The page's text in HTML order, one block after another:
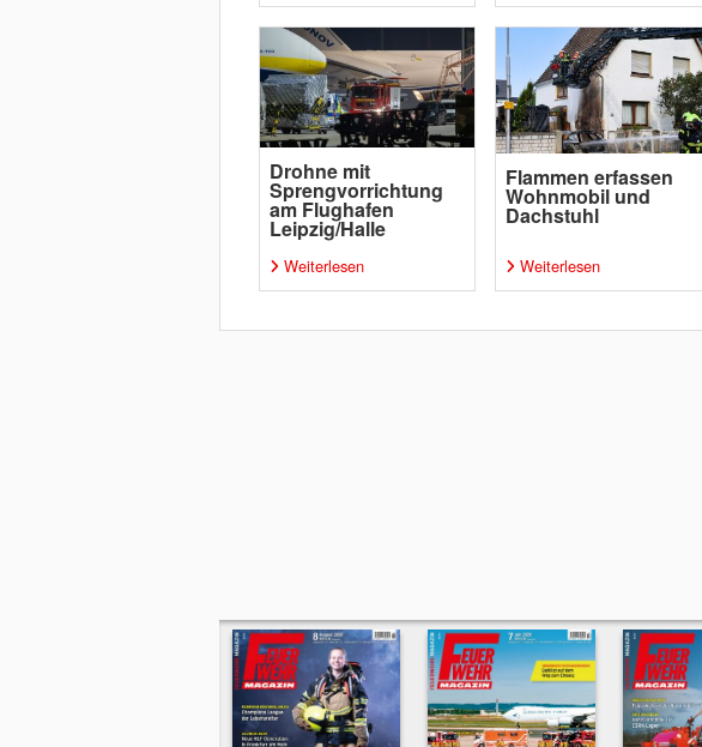
Drohne mit
Sprengvorrichtung
am Flughafen
Leipzig/Halle
Weiterlesen
Flammen erfassen
Wohnmobil und
Dachstuhl
Weiterlesen